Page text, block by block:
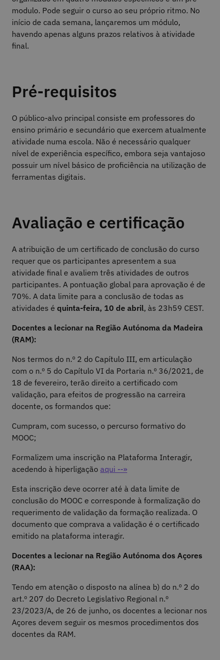
modulo. Pode seguir o curso ao seu próprio ritmo. No
início de cada semana, lançaremos um módulo,
havendo apenas alguns prazos relativos à atividade
final.
Pré-requisitos
O público-alvo principal consiste em professores do
ensino primário e secundário que exercem atualmente
atividade numa escola. Não é necessário qualquer
nível de experiência específico, embora seja vantajoso
possuir um nível básico de proficiência na utilização de
ferramentas digitais.
Avaliação e certificação
A atribuição de um certificado de conclusão do curso
requer que os participantes apresentem a sua
atividade final e avaliem três atividades de outros
participantes. A pontuação global para aprovação é de
70%. A data limite para a conclusão de todas as
atividades é quinta-feira, 10 de abril, às 23h59 CEST.
Docentes a lecionar na Região Autónoma da Madeira
(RAM):
Nos termos do n.º 2 do Capítulo III, em articulação
com o n.º 5 do Capítulo VI da Portaria n.º 36/2021, de
18 de fevereiro, terão direito a certificado com
validação, para efeitos de progressão na carreira
docente, os formandos que:
Cumpram, com sucesso, o percurso formativo do
MOOC;
Formalizem uma inscrição na Plataforma Interagir,
acedendo à hiperligação aqui --»
Esta inscrição deve ocorrer até à data limite de
conclusão do MOOC e corresponde à formalização do
requerimento de validação da formação realizada. O
documento que comprava a validação é o certificado
emitido na plataforma interagir.
Docentes a lecionar na Região Autónoma dos Açores
(RAA):
Tendo em atenção o disposto na alínea b) do n.º 2 do
art.º 207 do Decreto Legislativo Regional n.º
23/2023/A, de 26 de junho, os docentes a lecionar nos
Açores devem seguir os mesmos procedimentos dos
docentes da RAM.